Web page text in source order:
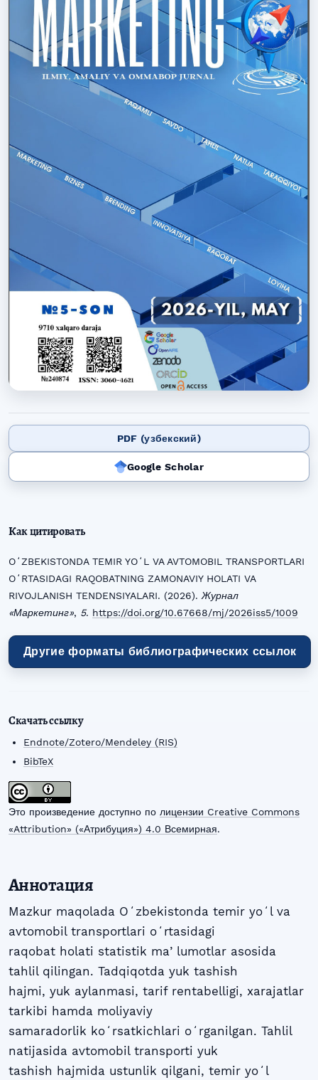
PDF (узбекский)
Google Scholar
Как цитировать
OʻZBEKISTONDA TEMIR YOʻL VA AVTOMOBIL TRANSPORTLARI
OʻRTASIDAGI RAQOBATNING ZAMONAVIY HOLATI VA
RIVOJLANISH TENDENSIYALARI. (2026). Журнал
«Маркетинг», 5. https://doi.org/10.67668/mj/2026iss5/1009
Другие форматы библиографических ссылок
Скачать ссылку
Endnote/Zotero/Mendeley (RIS)
BibTeX
Это произведение доступно по лицензии Creative Commons
«Attribution» («Атрибуция») 4.0 Всемирная.
Аннотация
Mazkur maqolada Oʻzbekistonda temir yoʻl va
avtomobil transportlari oʻrtasidagi
raqobat holati statistik maʼlumotlar asosida
tahlil qilingan. Tadqiqotda yuk tashish
hajmi, yuk aylanmasi, tarif rentabelligi, xarajatlar
tarkibi hamda moliyaviy
samaradorlik koʻrsatkichlari oʻrganilgan. Tahlil
natijasida avtomobil transporti yuk
tashish hajmida ustunlik qilgani, temir yoʻl